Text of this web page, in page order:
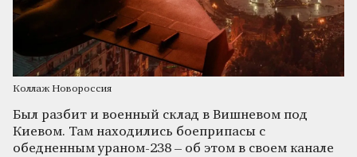
Коллаж Новороссия
Был разбит и военный склад в Вишневом под
Киевом. Там находились боеприпасы с
обедненным ураном-238 – об этом в своем канале